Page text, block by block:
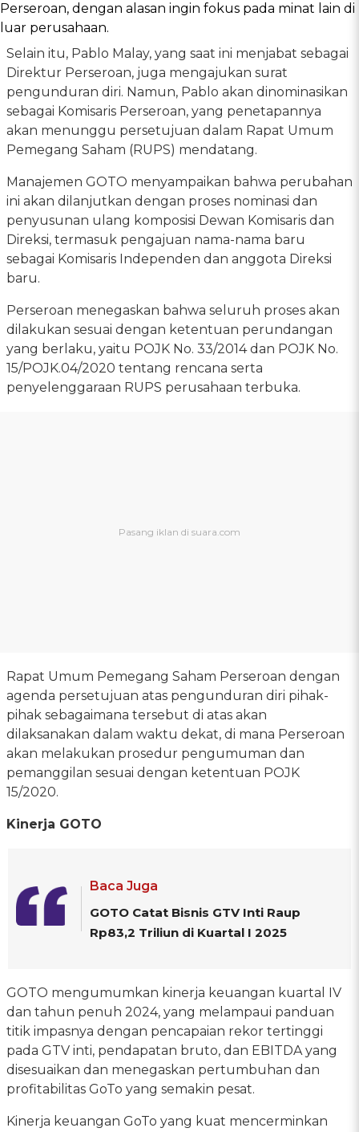
Perseroan, dengan alasan ingin fokus pada minat lain di
luar perusahaan.
Selain itu, Pablo Malay, yang saat ini menjabat sebagai
Direktur Perseroan, juga mengajukan surat
pengunduran diri. Namun, Pablo akan dinominasikan
sebagai Komisaris Perseroan, yang penetapannya
akan menunggu persetujuan dalam Rapat Umum
Pemegang Saham (RUPS) mendatang.
Manajemen GOTO menyampaikan bahwa perubahan
ini akan dilanjutkan dengan proses nominasi dan
penyusunan ulang komposisi Dewan Komisaris dan
Direksi, termasuk pengajuan nama-nama baru
sebagai Komisaris Independen dan anggota Direksi
baru.
Perseroan menegaskan bahwa seluruh proses akan
dilakukan sesuai dengan ketentuan perundangan
yang berlaku, yaitu POJK No. 33/2014 dan POJK No.
15/POJK.04/2020 tentang rencana serta
penyelenggaraan RUPS perusahaan terbuka.
Rapat Umum Pemegang Saham Perseroan dengan
agenda persetujuan atas pengunduran diri pihak-
pihak sebagaimana tersebut di atas akan
dilaksanakan dalam waktu dekat, di mana Perseroan
akan melakukan prosedur pengumuman dan
pemanggilan sesuai dengan ketentuan POJK
15/2020.
Kinerja GOTO
Baca Juga
GOTO Catat Bisnis GTV Inti Raup
Rp83,2 Triliun di Kuartal I 2025
GOTO mengumumkan kinerja keuangan kuartal IV
dan tahun penuh 2024, yang melampaui panduan
titik impasnya dengan pencapaian rekor tertinggi
pada GTV inti, pendapatan bruto, dan EBITDA yang
disesuaikan dan menegaskan pertumbuhan dan
profitabilitas GoTo yang semakin pesat.
Kinerja keuangan GoTo yang kuat mencerminkan